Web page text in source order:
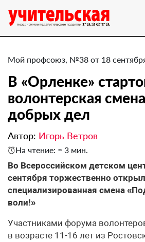
Мой профсоюз, №38 от 18
В «Орленке»
волонтерская
добрых дел
Автор: Игорь Ветров
На чтение: ≈ 3 мин.
Во Всероссийском детском
сентября торжественно
специализированная смена
воли!»
Участниками форума
в возрасте 11-16 лет из